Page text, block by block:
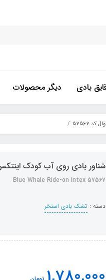
بادی دیگر محصولات
57567
شناور بادی روی آب کودک اینتکس
Blue Whale Ride-on Intex 57567
دسته : تشک بادی استخر